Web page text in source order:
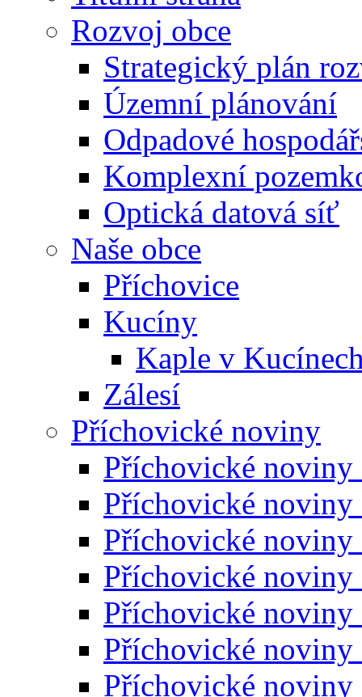
Rozvoj obce
Strategický plán
Územní plánování
Odpadové
Komplexní
Optická datová síť
Naše obce
Příchovice
Kucíny
Kaple v
Zálesí
Příchovické noviny
Příchovické noviny
Příchovické noviny
Příchovické noviny
Příchovické noviny
Příchovické noviny
Příchovické noviny
Příchovické noviny